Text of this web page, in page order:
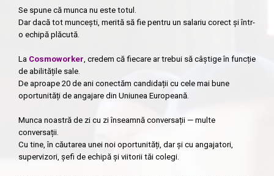
Se spune că munca nu este totul.
Dar dacă tot muncești, merită să fie pentru un salariu corect și într-
o echipă plăcută.
La Cosmoworker, credem că fiecare ar trebui să câștige în funcție
de abilitățile sale.
De aproape 20 de ani conectăm candidații cu cele mai bune
oportunități de angajare din Uniunea Europeană.
Munca noastră de zi cu zi înseamnă conversații — multe
conversații.
Cu tine, în căutarea unei noi oportunități, dar și cu angajatori,
supervizori, șefi de echipă și viitorii tăi colegi.